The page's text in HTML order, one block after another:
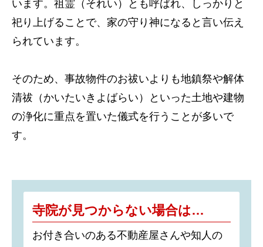
います。祖霊（それい）とも呼ばれ、しっかりと
祀り上げることで、家の守り神になると言い伝え
られています。
そのため、事故物件のお祓いよりも地鎮祭や解体
清祓（かいたいきよばらい）といった土地や建物
の浄化に重点を置いた儀式を行うことが多いで
す。
寺院が見つからない場合は…
お付き合いのある不動産屋さんや知人の